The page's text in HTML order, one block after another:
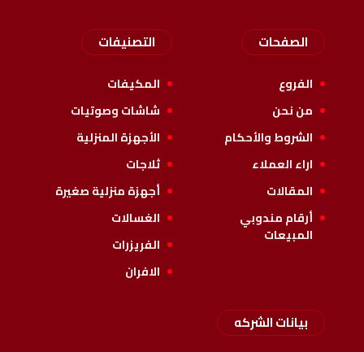
الصفحات
الفروع
من نحن
الشروط والأحكام
اراء العملاء
المقالات
أرقام مندوبي
المبيعات
التصنيفات
المكيفات
شاشات وصوتيات
الأجهزة المنزلية
ثلاجات
أجهزة منزلية صغيرة
الغسالات
الفريزرات
الافران
بيانات الشركه